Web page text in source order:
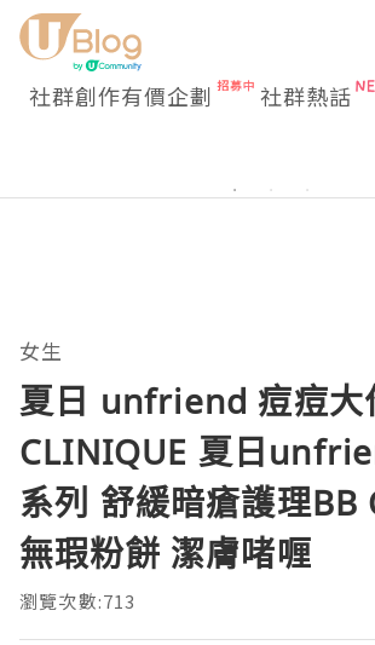
社群創作有價企劃 社群熱話
女生
夏日 unfriend 痘痘大
CLINIQUE 夏日
系列 舒緩暗瘡護理BB
無瑕粉餅 潔膚啫喱
瀏覽次數:713